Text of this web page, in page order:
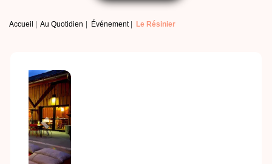
Accueil Au Quotidien Événement Le Résinier
Previous